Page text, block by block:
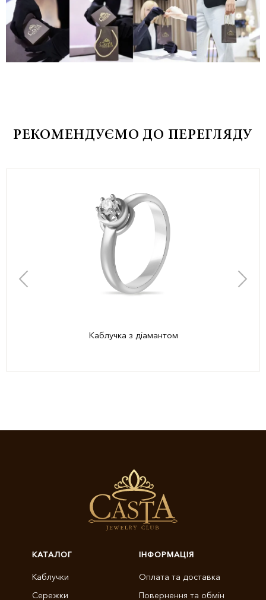
РЕКОМЕНДУЄМО ДО ПЕРЕГЛЯДУ
Каблучка з діамантом
КАТАЛОГ
Каблучки
Сережки
ІНФОРМАЦІЯ
Оплата та доставка
Повернення та обмін